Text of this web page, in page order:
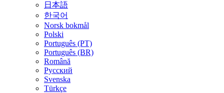
日本語
한국어
Norsk bokmål
Polski
Português (PT)
Português (BR)
Română
Русский
Svenska
Türkçe